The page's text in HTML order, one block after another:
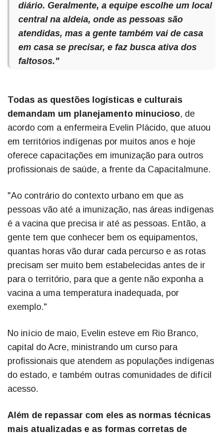
diário. Geralmente, a equipe escolhe um local
central na aldeia, onde as pessoas são
atendidas, mas a gente também vai de casa
em casa se precisar, e faz busca ativa dos
faltosos."
Todas as questões logísticas e culturais
demandam um planejamento minucioso, de
acordo com a enfermeira Evelin Plácido, que atuou
em territórios indígenas por muitos anos e hoje
oferece capacitações em imunização para outros
profissionais de saúde, a frente da CapacitaImune.
"Ao contrário do contexto urbano em que as
pessoas vão até a imunização, nas áreas indígenas
é a vacina que precisa ir até as pessoas. Então, a
gente tem que conhecer bem os equipamentos,
quantas horas vão durar cada percurso e as rotas
precisam ser muito bem estabelecidas antes de ir
para o território, para que a gente não exponha a
vacina a uma temperatura inadequada, por
exemplo."
No início de maio, Evelin esteve em Rio Branco,
capital do Acre, ministrando um curso para
profissionais que atendem as populações indígenas
do estado, e também outras comunidades de difícil
acesso.
Além de repassar com eles as normas técnicas
mais atualizadas e as formas corretas de